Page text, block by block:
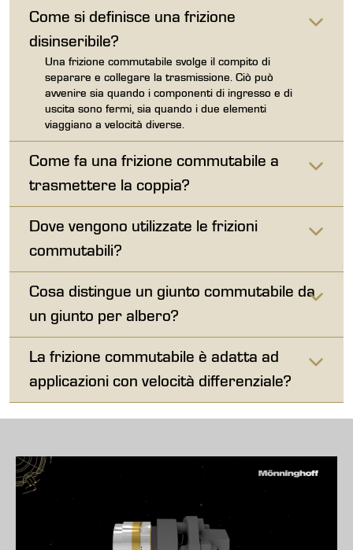
Come si definisce una frizione
disinseribile?
Una frizione commutabile svolge il compito di
separare e collegare la trasmissione. Ciò può
avvenire sia quando i componenti di ingresso e di
uscita sono fermi, sia quando i due elementi
viaggiano a velocità diverse.
Come fa una frizione commutabile a
trasmettere la coppia?
Dove vengono utilizzate le frizioni
commutabili?
Cosa distingue un giunto commutabile da
un giunto per albero?
La frizione commutabile è adatta ad
applicazioni con velocità differenziale?